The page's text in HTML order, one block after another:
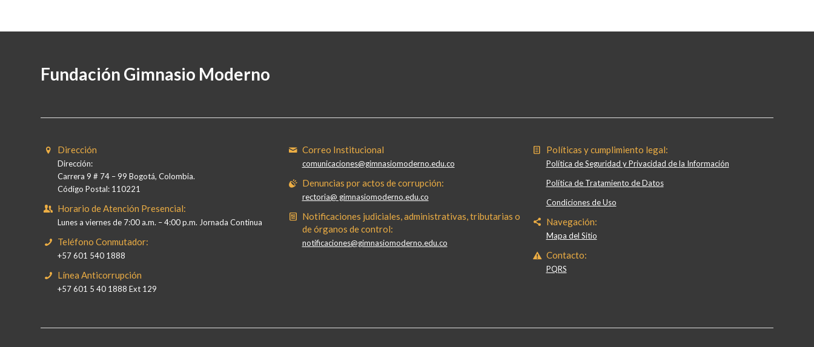
Fundación Gimnasio Moderno
Dirección
Dirección:
Carrera 9 # 74 – 99 Bogotá, Colombia.
Código Postal: 110221
Horario de Atención Presencial:
Lunes a viernes de 7:00 a.m. – 4:00 p.m. Jornada Continua
Teléfono Conmutador:
+57 601 540 1888
Línea Anticorrupción
+57 601 5 40 1888 Ext 129
Correo Institucional
comunicaciones@gimnasiomoderno.edu.co
Denuncias por actos de corrupción:
rectoria@ gimnasiomoderno.edu.co
Notificaciones judiciales, administrativas, tributarias o
de órganos de control:
notificaciones@gimnasiomoderno.edu.co
Políticas y cumplimiento legal:
Política de Seguridad y Privacidad de la Información
Política de Tratamiento de Datos
Condiciones de Uso
Navegación:
Mapa del Sitio
Contacto:
PQRS